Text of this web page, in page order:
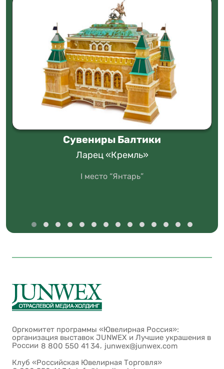
Сувениры Балтики
Ларец «Кремль»
I место “Янтарь”
Оргкомитет программы «Ювелирная Россия»:
организация выставок JUNWEX и Лучшие украшения в
России 8 800 550 41 34, junwex@junwex.com
Клуб «Российская Ювелирная Торговля»